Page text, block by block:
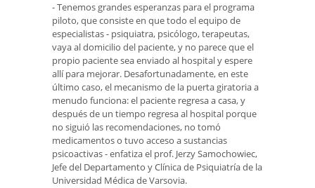
- Tenemos grandes esperanzas para el programa
piloto, que consiste en que todo el equipo de
especialistas - psiquiatra, psicólogo, terapeutas,
vaya al domicilio del paciente, y no parece que el
propio paciente sea enviado al hospital y espere
allí para mejorar. Desafortunadamente, en este
último caso, el mecanismo de la puerta giratoria a
menudo funciona: el paciente regresa a casa, y
después de un tiempo regresa al hospital porque
no siguió las recomendaciones, no tomó
medicamentos o tuvo acceso a sustancias
psicoactivas - enfatiza el prof. Jerzy Samochowiec,
Jefe del Departamento y Clínica de Psiquiatría de la
Universidad Médica de Varsovia.